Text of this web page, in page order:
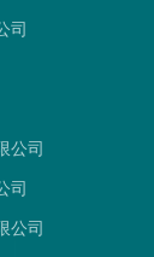
司
公司
司
公司